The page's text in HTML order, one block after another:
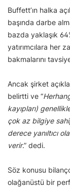
Buffett’ın halka
başında darbe
bazda yaklaşık
yatırımcılara her
bakmalarını
Ancak şirket
belirtti ve “
kayıpları)
çok az bilgiye
derece yanıltıcı
verir.” dedi.
Söz konusu
olağanüstü bir